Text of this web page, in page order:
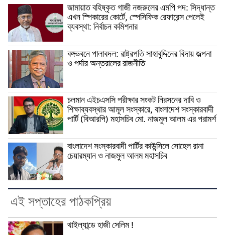
জামায়াত বহিষ্কৃত গাজী নজরুলের এমপি পদ: সিদ্ধান্ত
এখন স্পিকারের কোর্টে, স্পেসিফিক রেফারেন্স পেলেই
ব্যবস্থা: নির্বাচন কমিশনার
বঙ্গভবনে পালাবদল: রাষ্ট্রপতি সাহাবুদ্দিনের বিদায় জল্পনা
ও পর্দার অন্তরালের রাজনীতি
চলমান এইচএসসি পরীক্ষার সংকট নিরসনের দাবি ও
শিক্ষাব্যবস্থার আমূল সংস্কারে, বাংলাদেশ সংস্কারবাদী
পার্টি (বিআরপি) মহাসচিব মো. নাজমুল আলম এর পরামর্শ
বাংলাদেশ সংস্কারবাদী পার্টির কাউন্সিলে সোহেল রানা
চেয়ারম্যান ও নাজমুল আলম মহাসচিব
এই সপ্তাহের পাঠকপ্রিয়
থাইল্যান্ডে হাজী সেলিম !